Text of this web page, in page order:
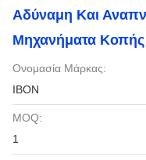
Αδύναμη Και
Μηχανήματα Κοπής
Ονομασία Μάρκας:
IBON
MOQ:
1